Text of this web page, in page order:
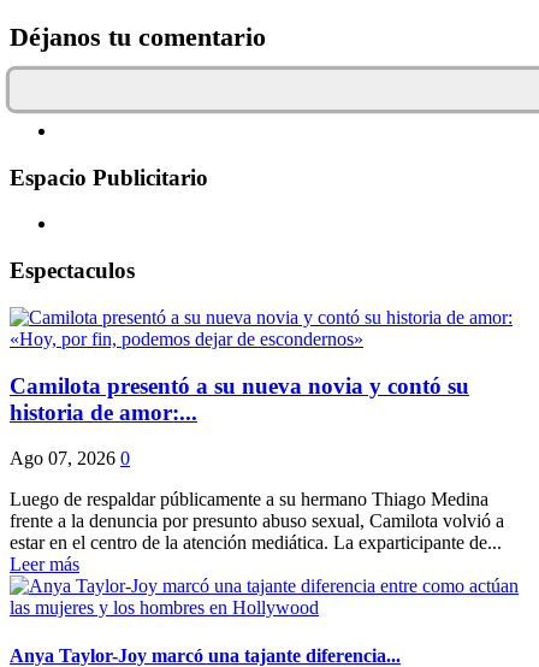
Déjanos tu comentario
Espacio Publicitario
Espectaculos
Camilota presentó a su nueva novia y contó su
historia de amor:...
Ago 07, 2026 0
Luego de respaldar públicamente a su hermano Thiago Medina
frente a la denuncia por presunto abuso sexual, Camilota volvió a
estar en el centro de la atención mediática. La exparticipante de...
Leer más
Anya Taylor-Joy marcó una tajante diferencia...